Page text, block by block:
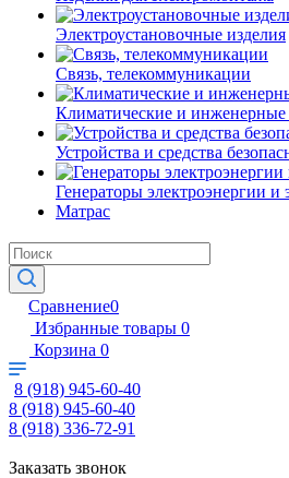
Электроустановочные изделия
Связь, телекоммуникации
Климатические и инженерные
Устройства и средства
Генераторы электроэнергии
Матрас
Сравнение0
Избранные товары 0
Корзина 0
8 (918) 945-60-40
8 (918) 945-60-40
8 (918) 336-72-91
Заказать звонок